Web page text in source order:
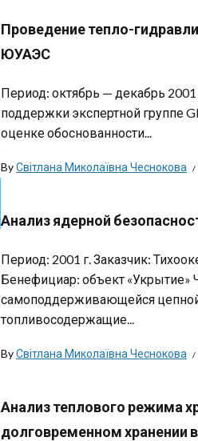
Проведение тепло-
ЮУАЭС
Период: октябрь — декабрь 2001
поддержки экспертной группе
оценке обоснованности...
ByСвітлана Миколаївна Чеснокова
Анализ ядерной
Период: 2001 г. Заказчик:
Бенефициар: объект
самоподдерживающейся цепной
топливосодержащие...
ByСвітлана Миколаївна Чеснокова
Анализ теплового режима
долговременном хранении